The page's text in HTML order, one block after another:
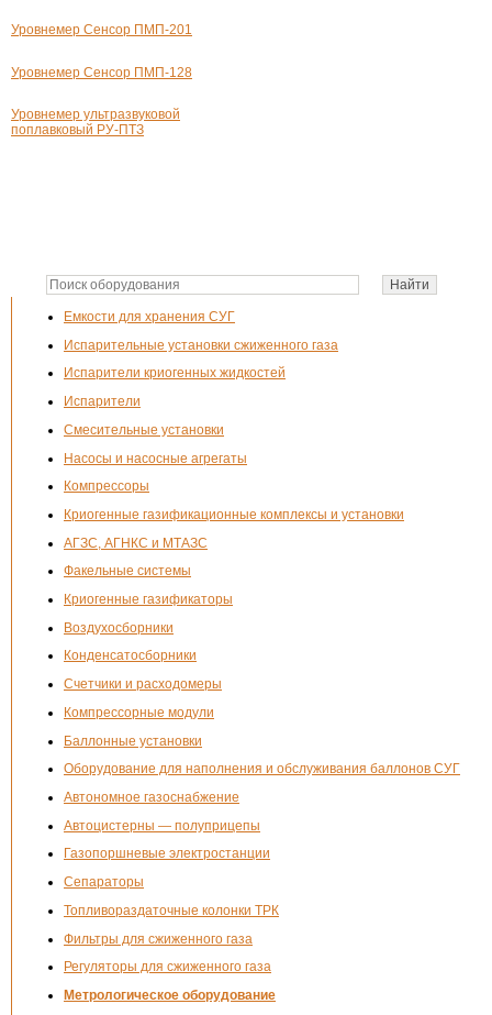
Емкости для хранения СУГ
Испарительные установки сжиженного газа
Испарители криогенных жидкостей
Испарители
Смесительные установки
Насосы и насосные агрегаты
Компрессоры
Криогенные газификационные комплексы и установки
АГЗС, АГНКС и МТАЗС
Факельные системы
Криогенные газификаторы
Воздухосборники
Конденсатосборники
Счетчики и расходомеры
Компрессорные модули
Баллонные установки
Оборудование для наполнения и обслуживания баллонов СУГ
Автономное газоснабжение
Автоцистерны — полуприцепы
Газопоршневые электростанции
Сепараторы
Топливораздаточные колонки ТРК
Фильтры для сжиженного газа
Регуляторы для сжиженного газа
Метрологическое оборудование
Уровнемер Сенсор ПМП-201
Уровнемер Сенсор ПМП-128
Уровнемер ультразвуковой
поплавковый РУ-ПТЗ